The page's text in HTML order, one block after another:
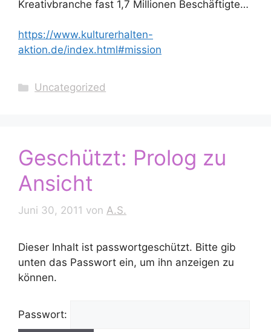
Kreativbranche fast 1,7 Millionen Beschäftigte…
https://www.kulturerhalten-
aktion.de/index.html#mission
Kategorien
Uncategorized
Geschützt: Prolog zu
Ansicht
Juni 30, 2011 von A.S.
Dieser Inhalt ist passwortgeschützt. Bitte gib
unten das Passwort ein, um ihn anzeigen zu
können.
Passwort: